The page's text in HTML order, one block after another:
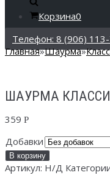
Корзина0
Телефон: 8 (906)
Главная»Шаурма»
ШАУРМА
359 Р
Добавки
В корзину
Артикул: Н/Д